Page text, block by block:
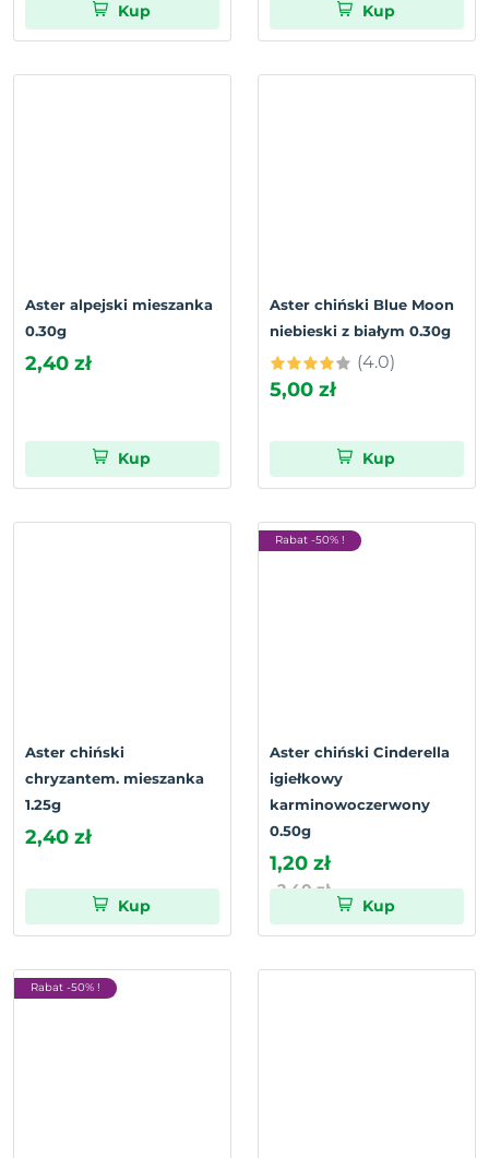
Kup Kup
Aster alpejski mieszanka
0.30g
2,40 zł
Kup
Aster chiński Blue Moon
niebieski z białym 0.30g
(4.0)
5,00 zł
Kup
Aster chiński
chryzantem. mieszanka
1.25g
2,40 zł
Kup
Rabat -50% !
Aster chiński Cinderella
igiełkowy
karminowoczerwony
0.50g
1,20 zł
2,40 zł
Kup
Rabat -50% !